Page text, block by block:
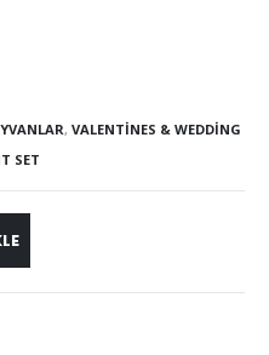
, VALENTINES & WEDDING
SET